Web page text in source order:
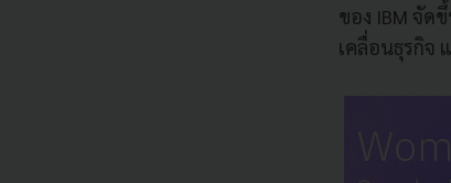
ของ IBM จัด
เคลื่อนธุรกิจ